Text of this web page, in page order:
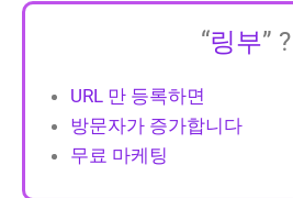
“링부” ?
URL 만 등록하면
방문자가 증가합니다
무료 마케팅